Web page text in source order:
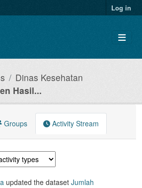
Log in
Dinas Kesehatan
Hasil...
Groups Activity Stream
updated the dataset Jumlah